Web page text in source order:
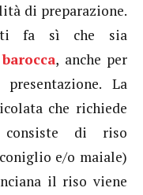
di preparazione.
fa sì che sia
barocca, anche per
La
che richiede
di riso
e/o maiale)
il riso viene